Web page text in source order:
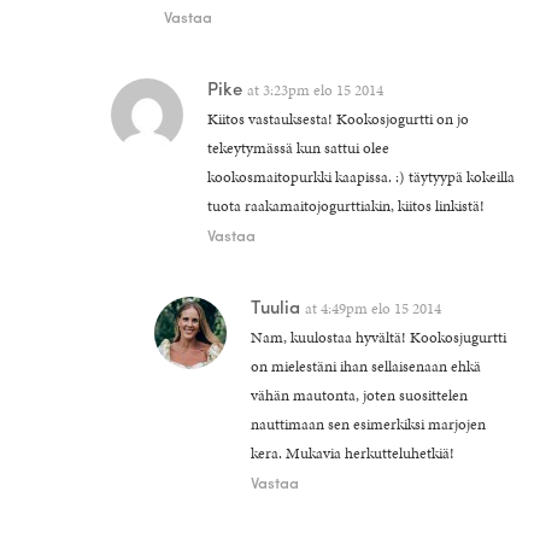
Vastaa
Pike at 3:23pm elo 15 2014
Kiitos vastauksesta! Kookosjogurtti on jo
tekeytymässä kun sattui olee
kookosmaitopurkki kaapissa. :) täytyypä kokeilla
tuota raakamaitojogurttiakin, kiitos linkistä!
Vastaa
Tuulia at4:49pm elo 15 2014
Nam, kuulostaa hyvältä! Kookosjugurtti
on mielestäni ihan sellaisenaan ehkä
vähän mautonta, joten suosittelen
nauttimaan sen esimerkiksi marjojen
kera. Mukavia herkutteluhetkiä!
Vastaa